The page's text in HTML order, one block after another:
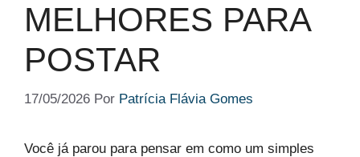
MELHORES PARA
POSTAR
17/05/2026 Por Patrícia Flávia Gomes
Você já parou para pensar em como um simples